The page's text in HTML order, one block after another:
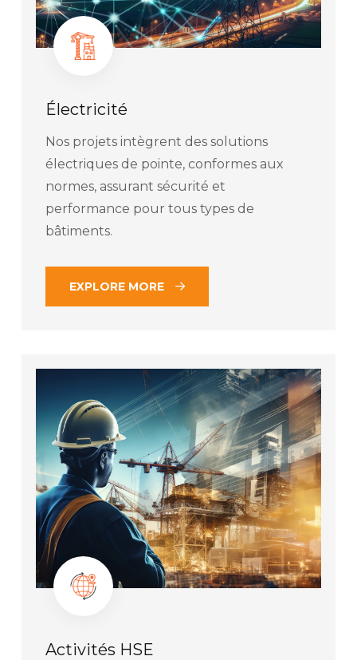
Électricité
Nos projets intègrent des solutions
électriques de pointe, conformes aux
normes, assurant sécurité et
performance pour tous types de
bâtiments.
EXPLORE MORE
Activités HSE